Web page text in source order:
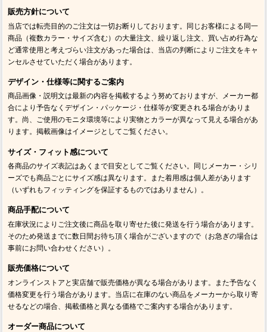
販売方針について
当店では転売目的のご注文は一切お断りしております。同じお客様による同一
商品（複数カラー・サイズ含む）の大量注文、繰り返し注文、買い占め行為な
ど通常使用と考えづらい注文があった場合は、当店の判断によりご注文をキャ
ンセルさせていただく場合があります。
デザイン・仕様等に関するご案内
商品画像・説明文は最新の内容を掲載するよう努めておりますが、メーカー都
合により予告なくデザイン・パッケージ・仕様等が変更される場合がありま
す。尚、ご使用のモニタ環境等により実物とカラーが異なって見える場合があ
ります。掲載画像はイメージとしてご覧ください。
サイズ・フィット感について
各商品のサイズ表記はあくまで目安としてご覧ください。同じメーカー・シリ
ーズでも商品ごとにサイズ感は異なります。また着用感は個人差があります
（いずれもフィッティングを保証するものではありません）。
商品手配について
在庫状況によりご注文後に商品を取り寄せた後に発送を行う場合があります。
そのため発送までに数日間お待ち頂く場合がございますので（お急ぎの場合は
事前にお問い合わせください）。
販売価格について
オンラインストアと実店舗で販売価格が異なる場合があります。また予告なく
価格変更を行う場合があります。当店に在庫のない商品をメーカーから取り寄
せるなどの場合、掲載価格と異なる価格でご案内する場合があります。
オーダー商品について